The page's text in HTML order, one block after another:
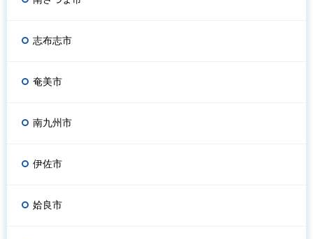
志布志市
奄美市
南九州市
伊佐市
姶良市